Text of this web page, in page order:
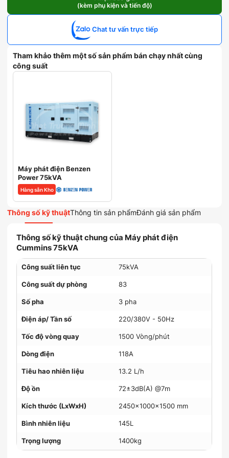
Cummins
75kVA
số
lượng
(kèm phụ kiện và tiến độ)
Chat tư vấn trực tiếp
Tham khảo thêm một số sản phẩm bán chạy nhất cùng
công suất
Máy phát điện Benzen
Power 75kVA
Hàng sẵn Kho
Thông số kỹ thuậtThông tin sản phẩmĐánh giá sản phẩm
Thông số kỹ thuật chung của Máy phát điện
Cummins 75kVA
Công suất liên tục 75kVA
Công suất dự phòng 83
Số pha 3 pha
Điện áp/ Tần số 220/380V - 50Hz
Tốc độ vòng quay 1500 Vòng/phút
Dòng điện 118A
Tiêu hao nhiên liệu 13.2 L/h
Độ ồn 72±3dB(A) @7m
Kích thước (LxWxH) 2450x1000x1500 mm
Bình nhiên liệu 145L
Trọng lượng 1400kg